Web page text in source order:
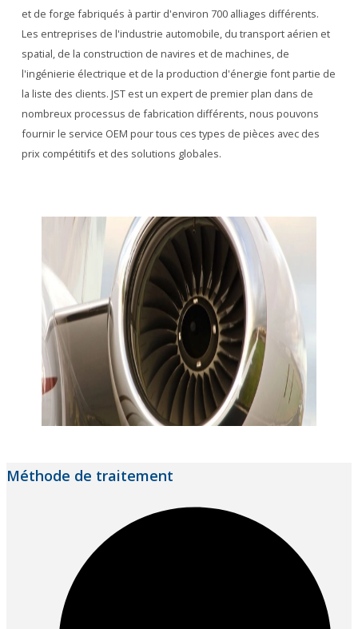
et de forge fabriqués à partir d'environ 700 alliages différents.
Les entreprises de l'industrie automobile, du transport aérien et
spatial, de la construction de navires et de machines, de
l'ingénierie électrique et de la production d'énergie font partie de
la liste des clients. JST est un expert de premier plan dans de
nombreux processus de fabrication différents, nous pouvons
fournir le service OEM pour tous ces types de pièces avec des
prix compétitifs et des solutions globales.
Méthode de traitement